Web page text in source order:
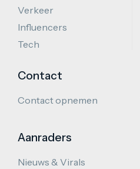
Verkeer
Influencers
Tech
Contact
Contact opnemen
Aanraders
Nieuws & Virals